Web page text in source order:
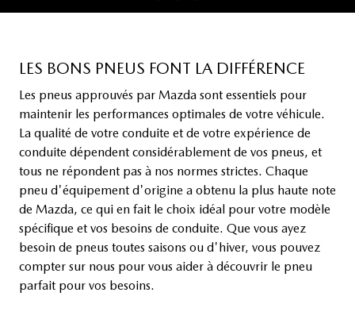
LES BONS PNEUS FONT LA DIFFÉRENCE
Les pneus approuvés par Mazda sont essentiels pour
maintenir les performances optimales de votre véhicule.
La qualité de votre conduite et de votre expérience de
conduite dépendent considérablement de vos pneus, et
tous ne répondent pas à nos normes strictes. Chaque
pneu d'équipement d'origine a obtenu la plus haute note
de Mazda, ce qui en fait le choix idéal pour votre modèle
spécifique et vos besoins de conduite. Que vous ayez
besoin de pneus toutes saisons ou d'hiver, vous pouvez
compter sur nous pour vous aider à découvrir le pneu
parfait pour vos besoins.